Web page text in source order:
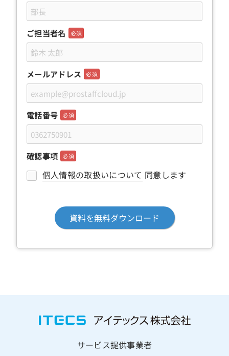
必須
ご担当者名
必須
メールアドレス
必須
電話番号
必須
確認事項
個人情報の取扱いについて 同意します
サービス提供事業者